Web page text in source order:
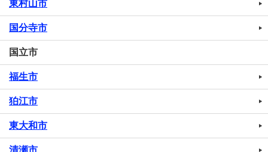
東村山市
国分寺市
国立市
福生市
狛江市
東大和市
清瀬市